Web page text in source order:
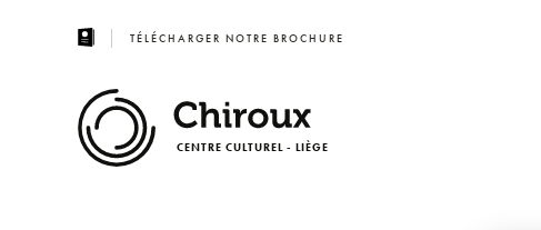
TÉLÉCHARGER NOTRE BROCHURE
CENTRE CULTUREL - LIÈGE